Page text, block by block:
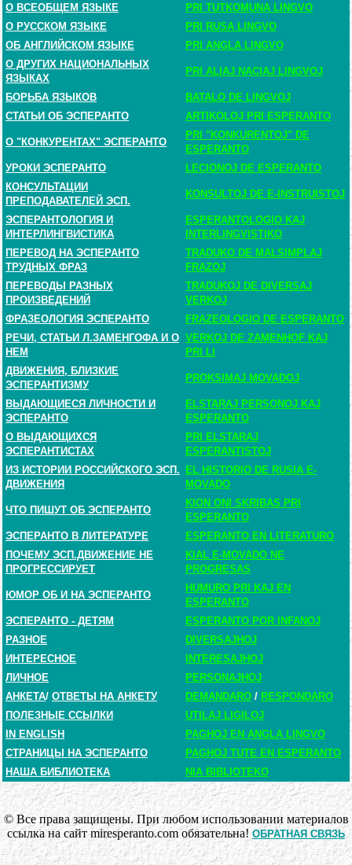
О ВСЕОБЩЕМ ЯЗЫКЕ
PRI TUTKOMUNA LINGVO
О РУССКОМ ЯЗЫКЕ
PRI RUSA LINGVO
ОБ АНГЛИЙСКОМ ЯЗЫКЕ
PRI ANGLA LINGVO
О ДРУГИХ НАЦИОНАЛЬНЫХ
ЯЗЫКАХ
PRI ALIAJ NACIAJ LINGVOJ
БОРЬБА ЯЗЫКОВ
BATALO DE LINGVOJ
СТАТЬИ ОБ ЭСПЕРАНТО
ARTIKOLOJ PRI ESPERANTO
О "КОНКУРЕНТАХ" ЭСПЕРАНТО
PRI "KONKURENTOJ" DE
ESPERANTO
УРОКИ ЭСПЕРАНТО
LECIONOJ DE ESPERANTO
КОНСУЛЬТАЦИИ
ПРЕПОДАВАТЕЛЕЙ ЭСП.
KONSULTOJ DE E-INSTRUISTOJ
ЭСПЕРАНТОЛОГИЯ И
ИНТЕРЛИНГВИСТИКА
ESPERANTOLOGIO KAJ
INTERLINGVISTIKO
ПЕРЕВОД НА ЭСПЕРАНТО
ТРУДНЫХ ФРАЗ
TRADUKO DE MALSIMPLAJ
FRAZOJ
ПЕРЕВОДЫ РАЗНЫХ
ПРОИЗВЕДЕНИЙ
TRADUKOJ DE DIVERSAJ
VERKOJ
ФРАЗЕОЛОГИЯ ЭСПЕРАНТО
FRAZEOLOGIO DE ESPERANTO
РЕЧИ, СТАТЬИ Л.ЗАМЕНГОФА И О
НЕМ
VERKOJ DE ZAMENHOF KAJ
PRI LI
ДВИЖЕНИЯ, БЛИЗКИЕ
ЭСПЕРАНТИЗМУ
PROKSIMAJ MOVADOJ
ВЫДАЮЩИЕСЯ ЛИЧНОСТИ И
ЭСПЕРАНТО
ELSTARAJ PERSONOJ KAJ
ESPERANTO
О ВЫДАЮЩИХСЯ
ЭСПЕРАНТИСТАХ
PRI ELSTARAJ
ESPERANTISTOJ
ИЗ ИСТОРИИ РОССИЙСКОГО ЭСП.
ДВИЖЕНИЯ
EL HISTORIO DE RUSIA E-
MOVADO
ЧТО ПИШУТ ОБ ЭСПЕРАНТО
KION ONI SKRIBAS PRI
ESPERANTO
ЭСПЕРАНТО В ЛИТЕРАТУРЕ
ESPERANTO EN LITERATURO
ПОЧЕМУ ЭСП.ДВИЖЕНИЕ НЕ
ПРОГРЕССИРУЕТ
KIAL E-MOVADO NE
PROGRESAS
ЮМОР ОБ И НА ЭСПЕРАНТО
HUMURO PRI KAJ EN
ESPERANTO
ЭСПЕРАНТО - ДЕТЯМ
ESPERANTO POR INFANOJ
РАЗНОЕ
DIVERSAJHOJ
ИНТЕРЕСНОЕ
INTERESAJHOJ
ЛИЧНОЕ
PERSONAJHOJ
АНКЕТА/ ОТВЕТЫ НА АНКЕТУ DEMANDARO / RESPONDARO
ПОЛЕЗНЫЕ ССЫЛКИ
UTILAJ LIGILOJ
IN ENGLISH
PAGHOJ EN ANGLA LINGVO
СТРАНИЦЫ НА ЭСПЕРАНТО
PAGHOJ TUTE EN ESPERANTO
НАША БИБЛИОТЕКА
NIA BIBLIOTEKO
© Все права защищены. При любом использовании материалов
ссылка на сайт miresperanto.com обязательна!ОБРАТНАЯ СВЯЗЬ